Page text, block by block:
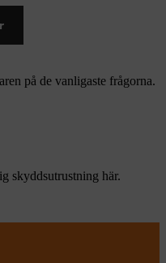
på de vanligaste frågorna.
skyddsutrustning här.